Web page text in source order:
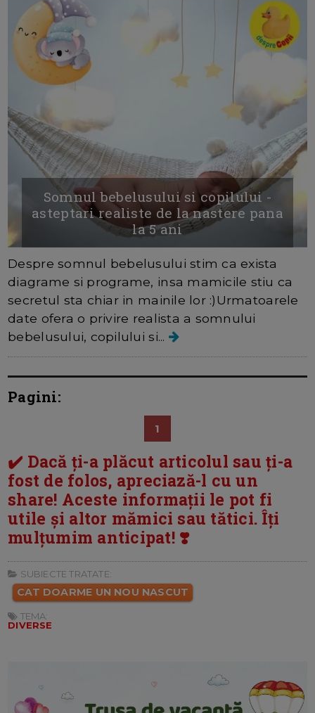
Somnul bebelusului si copilului -
asteptari realiste de la nastere pana
la 5 ani
Despre somnul bebelusului stim ca exista
diagrame si programe, insa mamicile stiu ca
secretul sta chiar in mainile lor :)Urmatoarele
date ofera o privire realista a somnului
bebelusului, copilului si...
Pagini:
1
✔️ Dacă ți-a plăcut articolul sau ți-a
fost de folos, apreciază-l cu un
share! Aceste informații le pot fi
utile și altor mămici sau tătici. Îți
mulțumim anticipat! ❣️
SUBIECTE TRATATE:
CAT DOARME UN NOU NASCUT
TEMA:
DIVERSE